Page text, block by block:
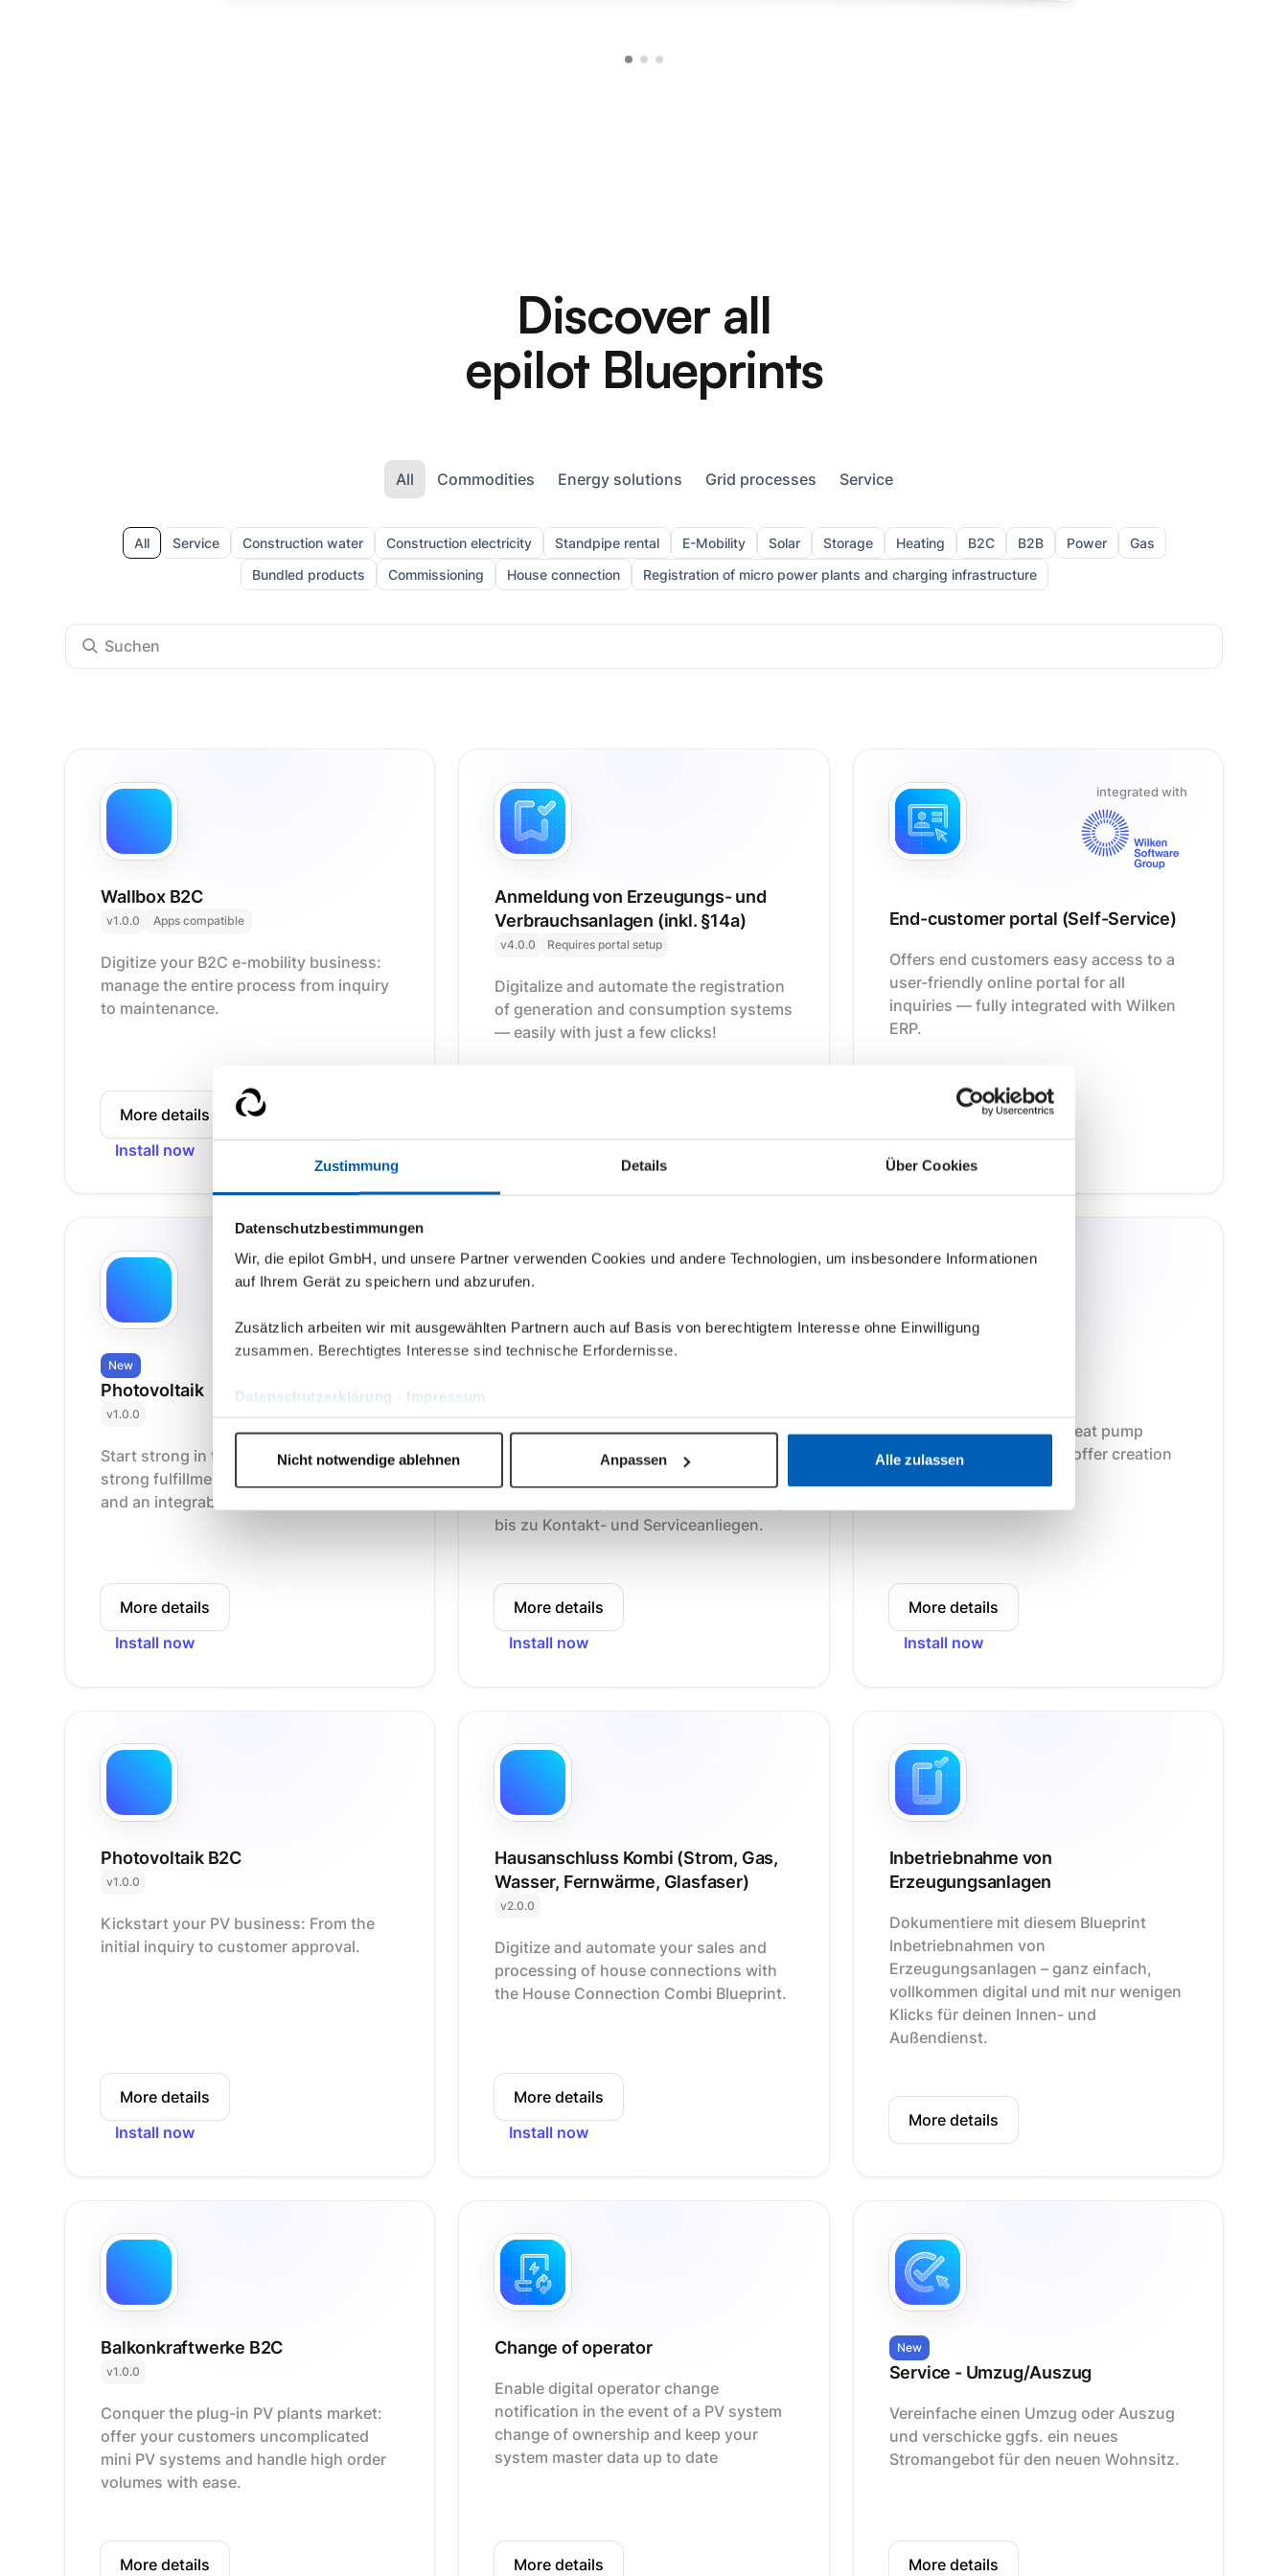
Zustimmung Details Über Cookies
Datenschutzbestimmungen
Wir, die epilot GmbH, und unsere Partner verwenden Cookies und andere Technologien, um insbesondere Informationen
auf Ihrem Gerät zu speichern und abzurufen.
Zusätzlich arbeiten wir mit ausgewählten Partnern auch auf Basis von berechtigtem Interesse ohne Einwilligung
zusammen. Berechtigtes Interesse sind technische Erfordernisse.
Datenschutzerklärung Impressum
Nicht notwendige ablehnen Anpassen Alle zulassen
Discover all
epilot Blueprints
All Commodities Energy solutions Grid processes Service
All Service Construction water Construction electricity Standpipe rental E-Mobility Solar Storage Heating B2C B2B Power
Gas
Bundled products
Commissioning House connection Registration of micro power plants and charging infrastructure
Wallbox B2C
v1.0.0 Apps compatible
Digitize your B2C e-mobility business:
manage the entire process from inquiry
to maintenance.
More details
Install now
Anmeldung von Erzeugungs- und
Verbrauchsanlagen (inkl. §14a)
v4.0.0 Requires portal setup
Digitalize and automate the registration
of generation and consumption systems
— easily with just a few clicks!
integrated with
End-customer portal (Self-Service)
Offers end customers easy access to a
user-friendly online portal for all
inquiries — fully integrated with Wilken
ERP.
More details
powered by
New
Photovoltaik
v1.0.0
Start strong in the PV business with a
strong fulfillment partner, Viessmann,
and an integrable blueprint
More details
Install now
Digitalisiere die Zusammenarbeit mit
bis zu Kontakt- und Serviceanliegen.
More details
Install now
Revolutionize your B2C heat pump
business from inquiry to offer creation
More details
Install now
Photovoltaik B2C
v1.0.0
Kickstart your PV business: From the
initial inquiry to customer approval.
More details
Install now
Hausanschluss Kombi (Strom, Gas,
Wasser, Fernwärme, Glasfaser)
v2.0.0
Digitize and automate your sales and
processing of house connections with
the House Connection Combi Blueprint.
More details
Install now
Inbetriebnahme von
Erzeugungsanlagen
Dokumentiere mit diesem Blueprint
Inbetriebnahmen von
Erzeugungsanlagen – ganz einfach,
vollkommen digital und mit nur wenigen
Klicks für deinen Innen- und
Außendienst.
More details
Balkonkraftwerke B2C
v1.0.0
Conquer the plug-in PV plants market:
offer your customers uncomplicated
mini PV systems and handle high order
volumes with ease.
More details
Change of operator
Enable digital operator change
notification in the event of a PV system
change of ownership and keep your
system master data up to date
More details
New
Service - Umzug/Auszug
Vereinfache einen Umzug oder Auszug
und verschicke ggfs. ein neues
Stromangebot für den neuen Wohnsitz.
More details